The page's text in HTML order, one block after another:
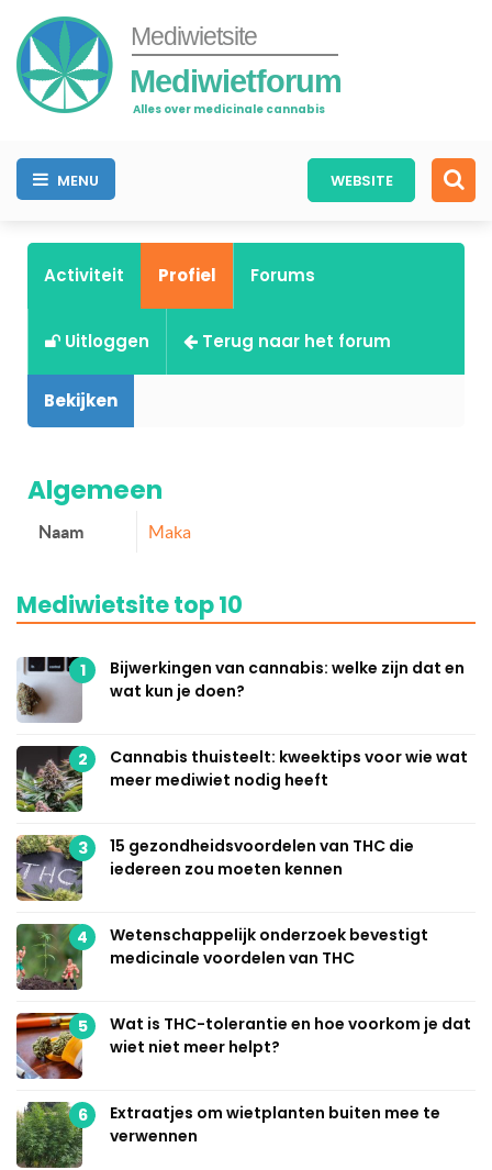
Mediwietsite
Mediwietforum
Alles over medicinale cannabis
MENU WEBSITE
Activiteit Profiel Forums
Uitloggen Terug naar het forum
Bekijken
Algemeen
Naam Maka
Mediwietsite top 10
1
Bijwerkingen van cannabis: welke zijn dat en
wat kun je doen?
2
Cannabis thuisteelt: kweektips voor wie wat
meer mediwiet nodig heeft
3
15 gezondheidsvoordelen van THC die
iedereen zou moeten kennen
4
Wetenschappelijk onderzoek bevestigt
medicinale voordelen van THC
5
Wat is THC-tolerantie en hoe voorkom je dat
wiet niet meer helpt?
6
Extraatjes om wietplanten buiten mee te
verwennen